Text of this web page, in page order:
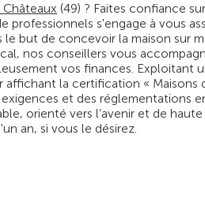
(49) ? Faites confiance
professionnels s'engage à vous
but de concevoir la maison sur
nos conseillers vous
vos finances. Exploitant
la certification « Maisons
et des réglementations
orienté vers l’avenir et de
an, si vous le désirez.